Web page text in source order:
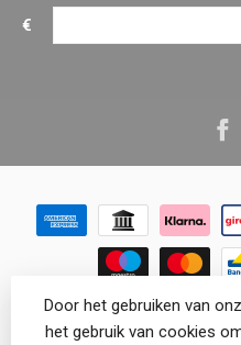
€
© Copyright
Door het gebruiken van
het gebruik van cookies